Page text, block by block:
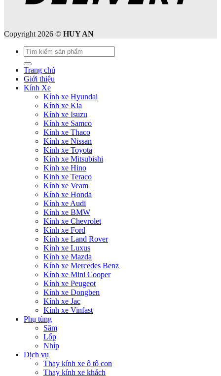
Copyright 2026 © HUY AN
Tìm
kiếm:
Trang chủ
Giới thiệu
Kính Xe
Kính xe Hyundai
Kính xe Kia
Kính xe Isuzu
Kính xe Samco
Kính xe Thaco
Kính xe Nissan
Kính xe Toyota
Kính xe Mitsubishi
Kính xe Hino
Kinh xe Teraco
Kính xe Veam
Kính xe Honda
Kính xe Audi
Kính xe BMW
Kính xe Chevrolet
Kính xe Ford
Kính xe Land Rover
Kính xe Luxus
Kính xe Mazda
Kính xe Mercedes Benz
Kính xe Mini Cooper
Kính xe Peugeot
Kính xe Dongben
Kính xe Jac
Kính xe Vinfast
Phụ tùng
Săm
Lốp
Nhíp
Dịch vụ
Thay kính xe ô tô con
Thay kính xe khách